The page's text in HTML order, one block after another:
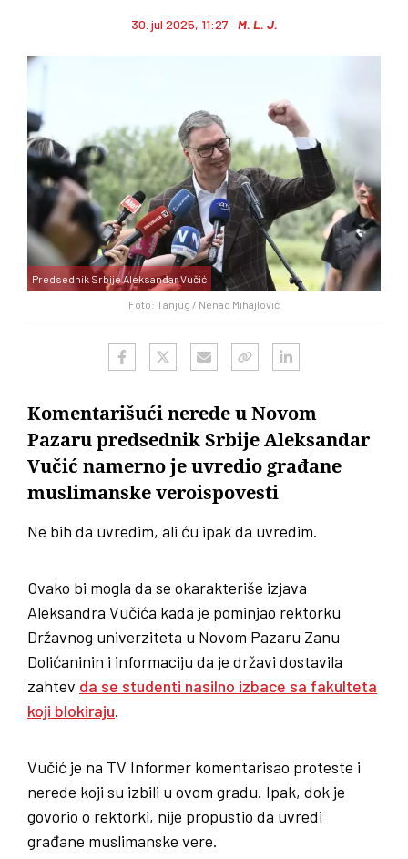
30. jul 2025, 11:27 M. L. J.
Foto: Tanjug / Nenad Mihajlović
Predsednik Srbije Aleksandar Vučić
Komentarišući nerede u Novom
Pazaru predsednik Srbije Aleksandar
Vučić namerno je uvredio građane
muslimanske veroispovesti
Ne bih da uvredim, ali ću ipak da uvredim.
Ovako bi mogla da se okarakteriše izjava
Aleksandra Vučića kada je pominjao rektorku
Državnog univerziteta u Novom Pazaru Zanu
Dolićaninin i informaciju da je državi dostavila
zahtev da se studenti nasilno izbace sa fakulteta
koji blokiraju.
Vučić je na TV Informer komentarisao proteste i
nerede koji su izbili u ovom gradu. Ipak, dok je
govorio o rektorki, nije propustio da uvredi
građane muslimanske vere.